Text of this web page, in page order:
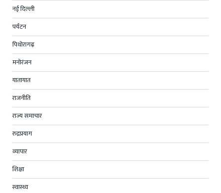
नई दिल्ली
पर्यटन
पिथोरागढ़
मनोरंजन
यातायात
राजनीति
राज्य समाचार
रुद्रप्रयाग
व्यापार
शिक्षा
स्वास्थ्य